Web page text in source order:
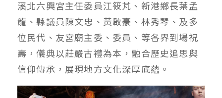
溪北六興宮主任委員江筱芃、新港鄉長葉孟
龍、縣議員陳文忠、黃啟豪、林秀琴、及多
位民代、友宮廟主委、委員、等各界到場祝
壽，儀典以莊嚴古禮為本，融合歷史追思與
信仰傳承，展現地方文化深厚底蘊。